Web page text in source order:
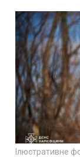
Ілюстративне